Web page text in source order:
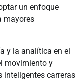
un enfoque
mayores
y la analítica en el
movimiento y
inteligentes carreras